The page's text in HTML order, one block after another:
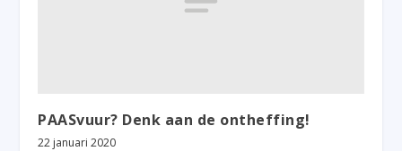
PAASvuur? Denk aan de ontheffing!
22 januari 2020